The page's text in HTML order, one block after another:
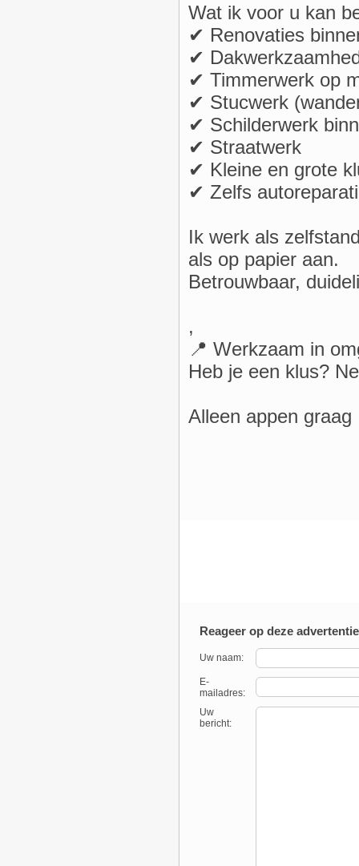
Wat ik voor u kan
✔ Renovaties
✔
✔ Timmerwerk op
✔ Stucwerk
✔ Schilderwerk
✔ Straatwerk
✔ Kleine en grote
✔ Zelfs
Ik werk als
als op papier aan.
Betrouwbaar,
,
📍 Werkzaam in
Heb je een klus?
Alleen appen graag
Reageer op deze advertentie
Uw naam:
E-
mailadres:
Uw
bericht: